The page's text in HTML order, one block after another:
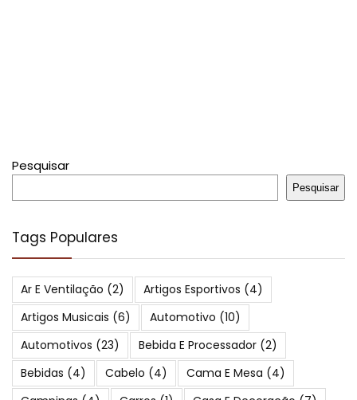
Pesquisar
Pesquisar
Tags Populares
Ar E Ventilação (2) Artigos Esportivos (4)
Artigos Musicais (6) Automotivo (10)
Automotivos (23) Bebida E Processador (2)
Bebidas (4) Cabelo (4) Cama E Mesa (4)